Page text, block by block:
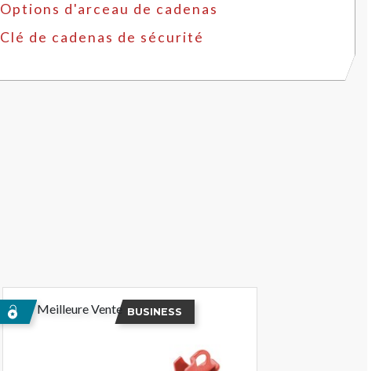
Options d'arceau de cadenas
Clé de cadenas de sécurité
Meilleure Vente BUSINESS